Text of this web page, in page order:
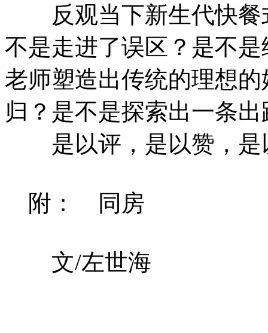
反观当下新生代快餐
不是走进了误区？是不
老师塑造出传统的理想
归？是不是探索出一条
是以评，是以赞，是
附： 同房
文/左世海